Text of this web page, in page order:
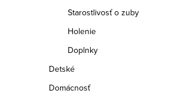
Starostlivosť o zuby
Holenie
Doplnky
Detské
Domácnosť